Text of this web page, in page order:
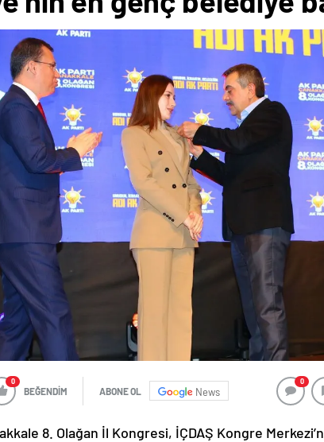
0
BEĞENDİM ABONE OL News
0
8. Olağan İl Kongresi, İÇDAŞ Kongre